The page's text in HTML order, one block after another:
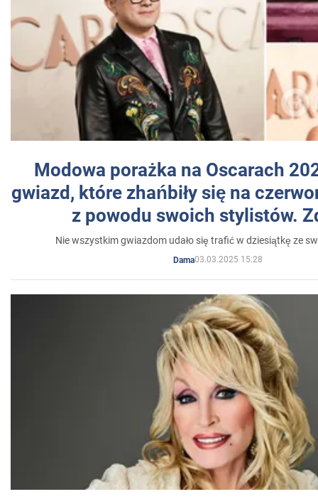
Modowa porażka na Oscarach
gwiazd, które zhańbiły się na
z powodu swoich stylistów.
Nie wszystkim gwiazdom udało się trafić w dziesiątkę ze
Dama03.03.2025 15:28